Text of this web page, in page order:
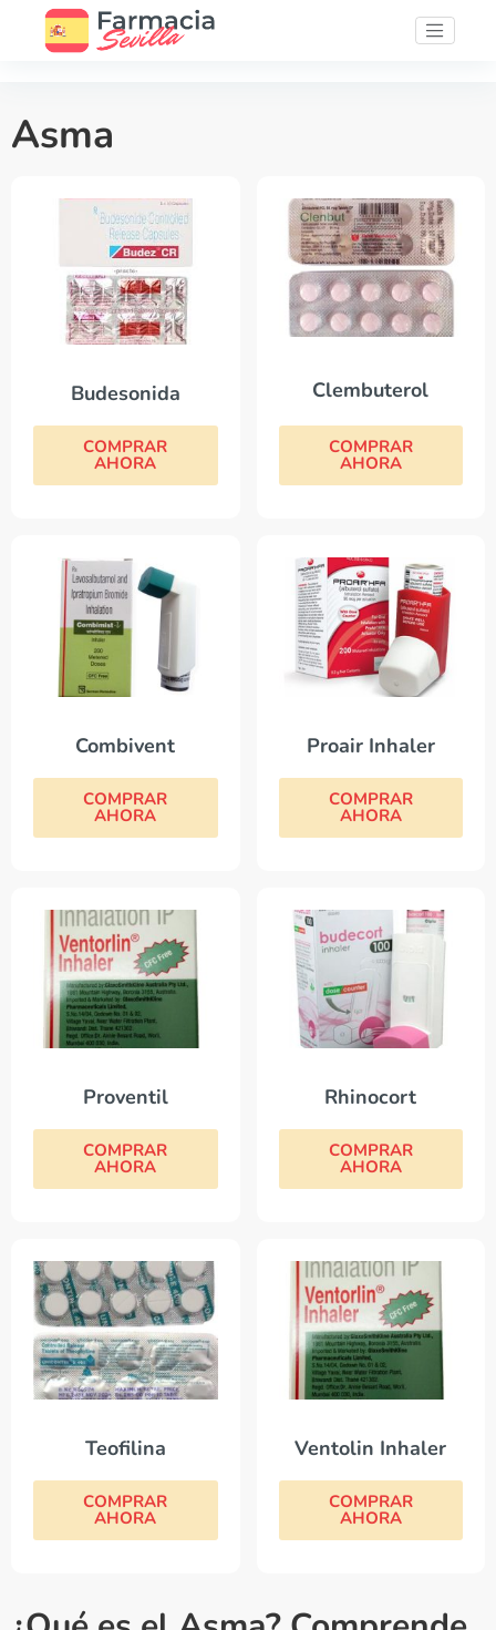
Asma
Budesonida
COMPRAR
AHORA
Clembuterol
COMPRAR
AHORA
Combivent
COMPRAR
AHORA
Proair Inhaler
COMPRAR
AHORA
Proventil
COMPRAR
AHORA
Rhinocort
COMPRAR
AHORA
Teofilina
COMPRAR
AHORA
Ventolin Inhaler
COMPRAR
AHORA